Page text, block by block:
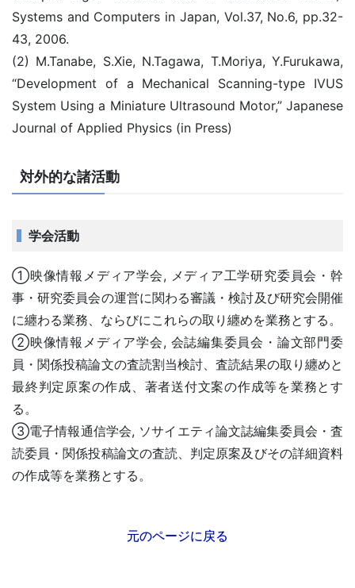
Systems and Computers in Japan, Vol.37, No.6, pp.32-
43, 2006.
(2) M.Tanabe, S.Xie, N.Tagawa, T.Moriya, Y.Furukawa,
“Development of a Mechanical Scanning-type IVUS
System Using a Miniature Ultrasound Motor,” Japanese
Journal of Applied Physics (in Press)
対外的な諸活動
学会活動
①映像情報メディア学会, メディア工学研究委員会・幹
事・研究委員会の運営に関わる審議・検討及び研究会開催
に纏わる業務、ならびにこれらの取り纏めを業務とする。
②映像情報メディア学会, 会誌編集委員会・論文部門委
員・関係投稿論文の査読割当検討、査読結果の取り纏めと
最終判定原案の作成、著者送付文案の作成等を業務とす
る。
③電子情報通信学会, ソサイエティ論文誌編集委員会・査
読委員・関係投稿論文の査読、判定原案及びその詳細資料
の作成等を業務とする。
元のページに戻る